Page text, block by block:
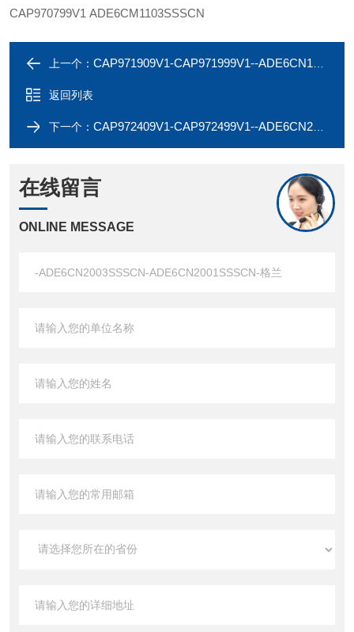
CAP970799V1 ADE6CM1103SSSCN
上一个： CAP971909V1-CAP971999V1--ADE6CN1253SSSCN-ADE6CN1252SSSCN-格兰
返回列表
下一个： CAP972409V1-CAP972499V1--ADE6CN2503SSSCN-ADE6CN2502SSSCN-格兰
在线留言
ONLINE MESSAGE